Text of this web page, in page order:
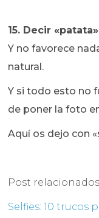
15. Decir
Y no favorece
natural.
Y si todo esto no
de poner la foto
Aquí os dejo con
Post
Selfies: 10 trucos